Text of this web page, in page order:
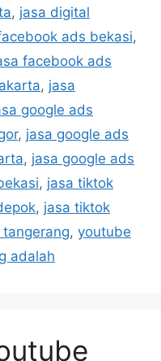
, jasa digital
ads bekasi,
facebook ads
, jasa
google ads
, jasa google ads
, jasa google ads
, jasa tiktok
, jasa tiktok
, youtube
adalah